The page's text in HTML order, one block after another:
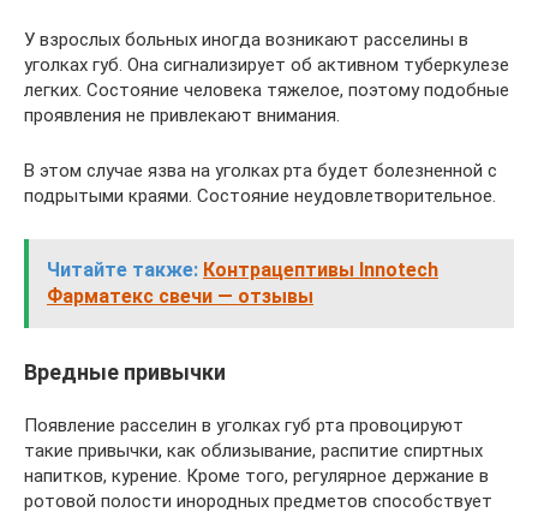
У взрослых больных иногда возникают расселины в
уголках губ. Она сигнализирует об активном туберкулезе
легких. Состояние человека тяжелое, поэтому подобные
проявления не привлекают внимания.
В этом случае язва на уголках рта будет болезненной с
подрытыми краями. Состояние неудовлетворительное.
Читайте также: Контрацептивы Innotech
Фарматекс свечи — отзывы
Вредные привычки
Появление расселин в уголках губ рта провоцируют
такие привычки, как облизывание, распитие спиртных
напитков, курение. Кроме того, регулярное держание в
ротовой полости инородных предметов способствует